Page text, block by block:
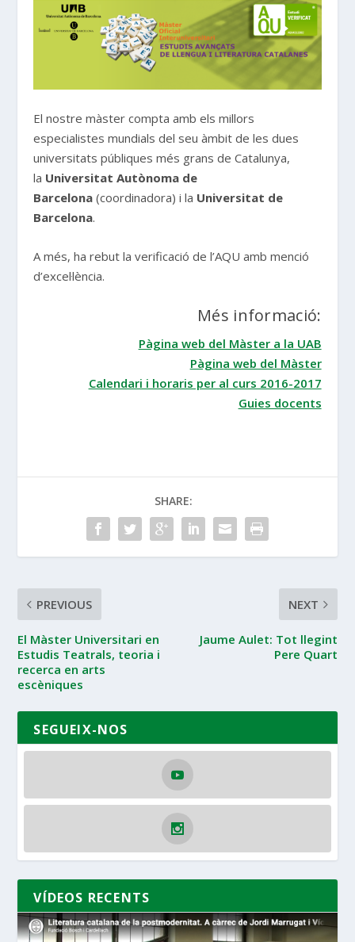
El nostre màster compta amb els millors
especialistes mundials del seu àmbit de les dues
universitats públiques més grans de Catalunya,
la Universitat Autònoma de
Barcelona (coordinadora) i la Universitat de
Barcelona.
A més, ha rebut la verificació de l’AQU amb menció
d’excel·lència.
Més informació:
Pàgina web del Màster a la UAB
Pàgina web del Màster
Calendari i horaris per al curs 2016-2017
Guies docents
SHARE:
PREVIOUS
El Màster Universitari en
Estudis Teatrals, teoria i
recerca en arts
escèniques
NEXT
Jaume Aulet: Tot llegint
Pere Quart
SEGUEIX-NOS
VÍDEOS RECENTS